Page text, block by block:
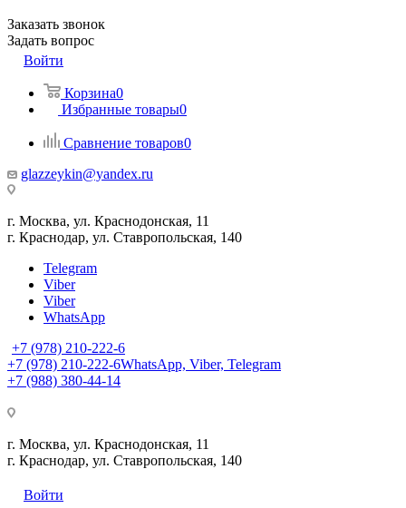
Заказать звонок
Задать вопрос
Войти
Корзина0
Избранные товары0
Сравнение товаров0
glazzeykin@yandex.ru
г. Москва, ул. Краснодонская, 11
г. Краснодар, ул. Ставропольская, 140
Telegram
Viber
Viber
WhatsApp
+7 (978) 210-222-6
+7 (978) 210-222-6WhatsApp, Viber, Telegram
+7 (988) 380-44-14
г. Москва, ул. Краснодонская, 11
г. Краснодар, ул. Ставропольская, 140
Войти